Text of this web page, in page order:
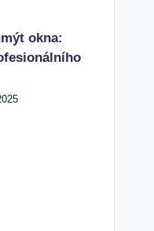
okna: